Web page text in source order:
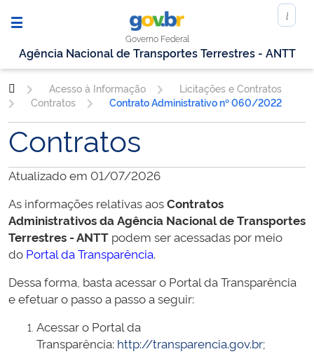
Governo Federal
Agência Nacional de Transportes Terrestres - ANTT
Acesso à Informação
Licitações e Contratos
Contratos
Contrato Administrativo nº 060/2022
Contratos
Atualizado em 01/07/2026
As informações relativas aosContratos
Administrativos daAgência Nacional de Transportes
Terrestres - ANTT podem ser acessadas por meio
do Portal da Transparência.
Dessa forma, basta acessar o Portal da Transparência
e efetuar o passo a passo a seguir:
Acessar o Portal da
Transparência: http://transparencia.gov.br;